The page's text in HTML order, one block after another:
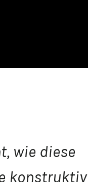
wie diese
konstruktiv